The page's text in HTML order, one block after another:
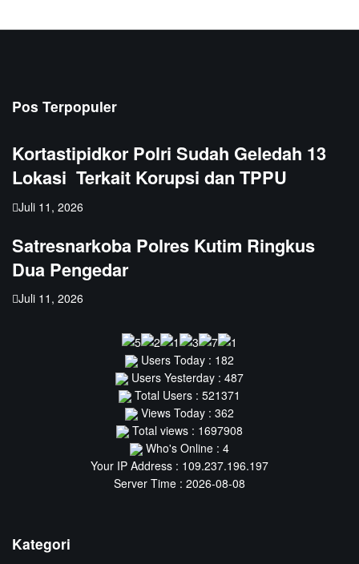
Pos Terpopuler
Kortastipidkor Polri Sudah Geledah 13
Lokasi Terkait Korupsi dan TPPU
Juli 11, 2026
Satresnarkoba Polres Kutim Ringkus
Dua Pengedar
Juli 11, 2026
Users Today : 182
Users Yesterday : 487
Total Users : 521371
Views Today : 362
Total views : 1697908
Who's Online : 4
Your IP Address : 109.237.196.197
Server Time : 2026-08-08
Kategori